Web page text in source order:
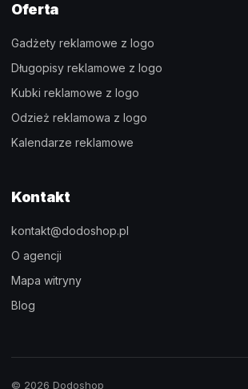
Oferta
Gadżety reklamowe z logo
Długopisy reklamowe z logo
Kubki reklamowe z logo
Odzież reklamowa z logo
Kalendarze reklamowe
Kontakt
kontakt@dodoshop.pl
O agencji
Mapa witryny
Blog
© 2026 Dodoshop